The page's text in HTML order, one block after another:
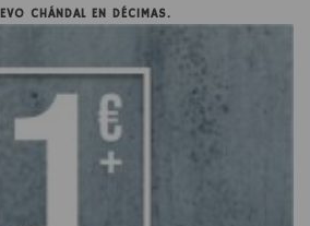
CHÁNDAL EN DÉCIMAS.